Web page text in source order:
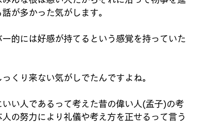
が多かった気がします。
的には好感が持てるという感覚を持っていた
くり来ない気がしでたんですよね。
い人であるって考えた昔の偉い人(孟子)の考
の努力により礼儀や考え方を正せるって言う